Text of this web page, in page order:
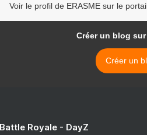
Voir le profil de ERASME sur le
Créer un blog
Créer un
Royale - DayZ